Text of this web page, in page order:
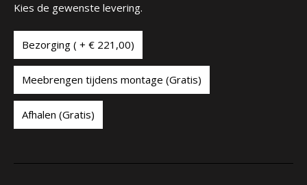
Kies de gewenste levering.
Bezorging ( + € 221,00)
Meebrengen tijdens montage (Gratis)
Afhalen (Gratis)